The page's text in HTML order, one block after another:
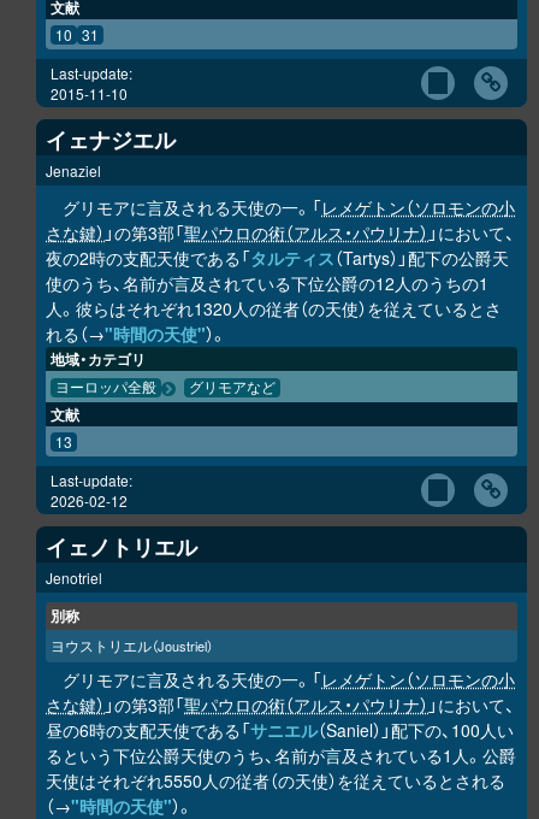
文献
10 31
Last-update:
2015-11-10
イェナジエル
Jenaziel
グリモアに言及される天使の一。「レメゲトン（ソロモンの小
さな鍵） 」の第3部「聖パウロの術（アルス・パウリナ） 」において、
夜の2時の支配天使である「タルティス（Tartys）」配下の公爵天
使のうち、名前が言及されている下位公爵の12人のうちの1
人。彼らはそれぞれ1320人の従者（の天使）を従えているとさ
れる（→"時間の天使"）。
地域・カテゴリ
ヨーロッパ全般 グリモアなど
文献
13
Last-update:
2026-02-12
イェノトリエル
Jenotriel
別称
ヨウストリエル（Joustriel）
グリモアに言及される天使の一。「レメゲトン（ソロモンの小
さな鍵） 」の第3部「聖パウロの術（アルス・パウリナ） 」において、
昼の6時の支配天使である「サニエル（Saniel）」配下の、100人い
るという下位公爵天使のうち、名前が言及されている1人。公爵
天使はそれぞれ5550人の従者（の天使）を従えているとされる
（→"時間の天使"）。